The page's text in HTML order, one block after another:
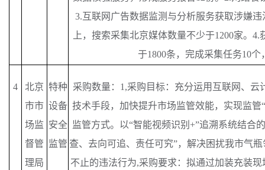
3.互联网广告数据监测与分析服务获取涉嫌
上，搜索采集北京媒体数量不少于1200家。
于1800条，完成采集任务10个
4
北京
市市
场监
督管
理局
特种
设备
安全
监管
采购数量： 1,采购目标：充分运用互联网、云
技术手段，加快提升市场监管效能，实现监管
监管方式。以“智能视频识别+”追溯系统结合
查、去向可追、责任可究”，解决困扰我市气
不止的违法行为,采购要求：拟通过加装充装